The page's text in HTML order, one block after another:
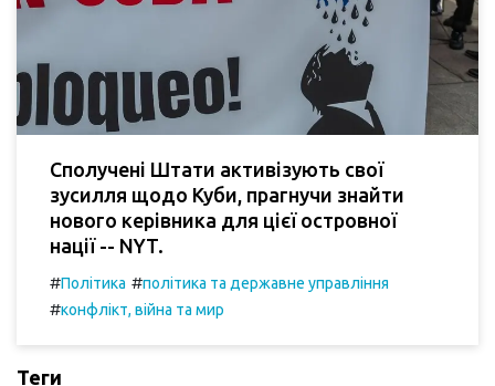
Сполучені Штати активізують свої
зусилля щодо Куби, прагнучи знайти
нового керівника для цієї островної
нації -- NYT.
#Політика #політика та державне управління
#конфлікт, війна та мир
Теги